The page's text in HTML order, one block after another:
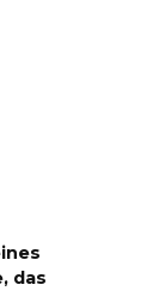
das